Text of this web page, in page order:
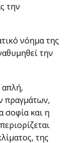
την
νόημα της
την
απλή,
πραγμάτων,
σοφία και η
της